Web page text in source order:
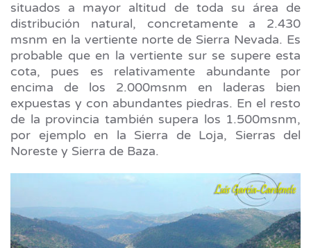
situados a mayor altitud de toda su área de
distribución natural, concretamente a 2.430
msnm en la vertiente norte de Sierra Nevada. Es
probable que en la vertiente sur se supere esta
cota, pues es relativamente abundante por
encima de los 2.000msnm en laderas bien
expuestas y con abundantes piedras. En el resto
de la provincia también supera los 1.500msnm,
por ejemplo en la Sierra de Loja, Sierras del
Noreste y Sierra de Baza.